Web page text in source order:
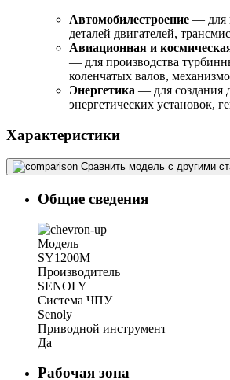
Автомобилестроение — для
деталей двигателей,
Авиационная и
— для производства
коленчатых валов,
Энергетика — для создания
энергетических установок,
Характеристики
Сравнить модель с другими
Общие сведения
Модель
SY1200M
Производитель
SENOLY
Система ЧПУ
Senoly
Приводной инструмент
Да
Рабочая зона